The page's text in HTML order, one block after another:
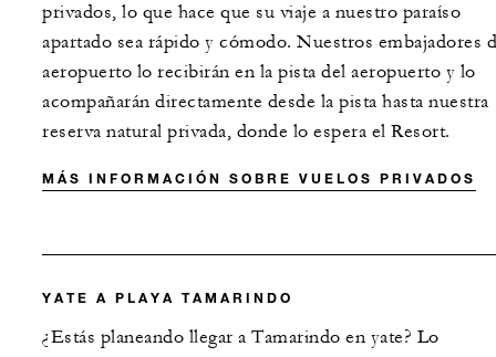
privados, lo que hace que su viaje a nuestro paraíso
apartado sea rápido y cómodo. Nuestros embajadores
aeropuerto lo recibirán en la pista del aeropuerto y lo
acompañarán directamente desde la pista hasta nuestra
reserva natural privada, donde lo espera el Resort.
MÁS INFORMACIÓN SOBRE VUELOS PRIVADOS
YATE A PLAYA TAMARINDO
¿Estás planeando llegar a Tamarindo en yate? Lo